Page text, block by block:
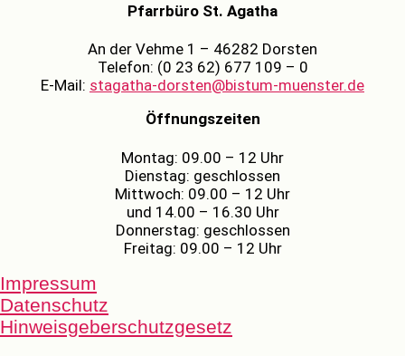
Pfarrbüro St. Agatha
An der Vehme 1 – 46282 Dorsten
Telefon: (0 23 62) 677 109 – 0
E-Mail: stagatha-dorsten@bistum-muenster.de
Öffnungszeiten
Montag: 09.00 – 12 Uhr
Dienstag: geschlossen
Mittwoch: 09.00 – 12 Uhr
und 14.00 – 16.30 Uhr
Donnerstag: geschlossen
Freitag: 09.00 – 12 Uhr
Impressum
Datenschutz
Hinweisgeberschutzgesetz